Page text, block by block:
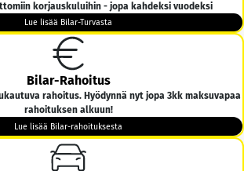
korjauskuluihin - jopa kahdeksi vuodeksi
Lue lisää Bilar-Turvasta
Bilar-Rahoitus
rahoitus. Hyödynnä nyt jopa 3kk maksuvapaa
rahoituksen alkuun!
Lue lisää Bilar-rahoituksesta